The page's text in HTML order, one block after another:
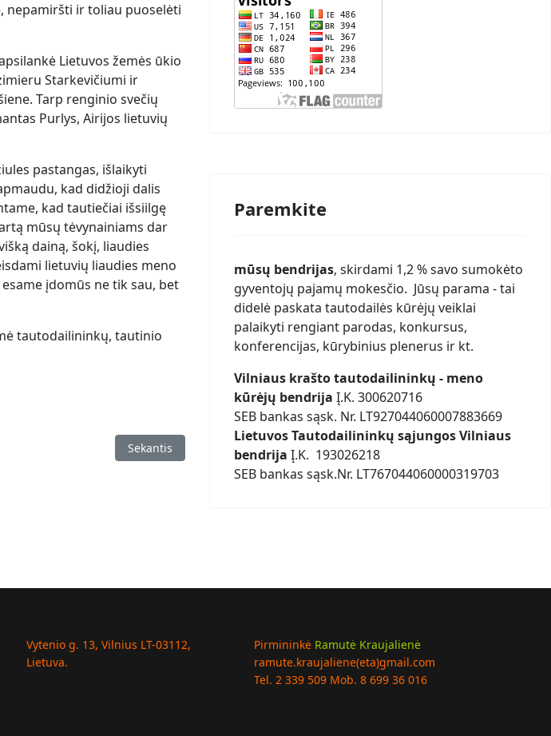
nepamiršti ir toliau puoselėti
Lietuvos žemės ūkio
Starkevičiumi ir
Tarp renginio svečių
Purlys, Airijos lietuvių
pastangas, išlaikyti
kad didžioji dalis
kad tautiečiai išsiilgę
mūsų tėvynainiams dar
dainą, šokį, liaudies
lietuvių liaudies meno
įdomūs ne tik sau, bet
tautodailininkų, tautinio
Kitas straipsnis: Lietuviški karpiniai: tradicijos ir dabartis
Sekantis
Paremkite
mūsų bendrijas, skirdami 1,2 % savo sumokėto
gyventojų pajamų mokesčio. Jūsų parama - tai
didelė paskata tautodailės kūrėjų veiklai
palaikyti rengiant parodas, konkursus,
konferencijas, kūrybinius plenerus ir kt.
Vilniaus krašto tautodailininkų - meno
kūrėjų bendrija Į.K. 300620716
SEB bankas sąsk. Nr. LT927044060007883669
Lietuvos Tautodailininkų sąjungos Vilniaus
bendrija Į.K. 193026218
SEB bankas sąsk.Nr. LT767044060000319703
Vytenio g. 13, Vilnius LT-03112,
Lietuva.
Pirmininkė Ramutė Kraujalienė
ramute.kraujaliene(eta)gmail.com
Tel. 2 339 509 Mob. 8 699 36 016